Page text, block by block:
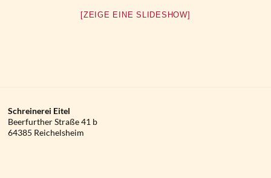
[ZEIGE EINE SLIDESHOW]
Schreinerei Eitel
Beerfurther Straße 41 b
64385 Reichelsheim